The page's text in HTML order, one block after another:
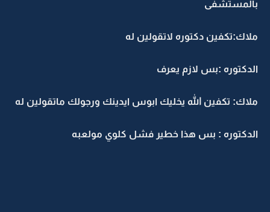
بالمستشفى
ملاك:تكفين دكتوره لاتقولين له
الدكتوره :بس لازم يعرف
ملاك: تكفين الله يخليك ابوس ايدينك ورجولك ماتقولين له
الدكتوره : بس هذا خطير فشل كلوي مولعبه